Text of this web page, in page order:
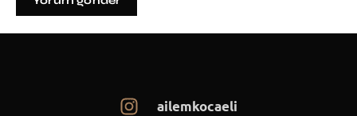
ailemkocaeli